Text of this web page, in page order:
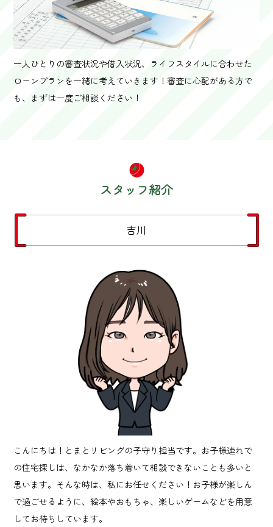
一人ひとりの審査状況や借入状況、ライフスタイルに合わせた
ローンプランを一緒に考えていきます！審査に心配がある方で
も、まずは一度ご相談ください！
スタッフ紹介
吉川
こんにちは！とまとリビングの子守り担当です。お子様連れで
の住宅探しは、なかなか落ち着いて相談できないことも多いと
思います。そんな時は、私にお任せください！お子様が楽しん
で過ごせるように、絵本やおもちゃ、楽しいゲームなどを用意
してお待ちしています。